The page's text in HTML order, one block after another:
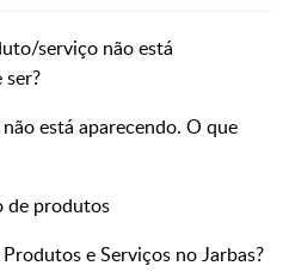
serviço não está
está aparecendo. O que
de produtos
e Serviços no Jarbas?